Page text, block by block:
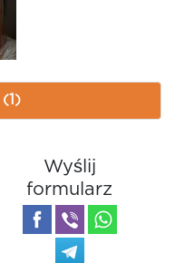
Wyślij
formularz